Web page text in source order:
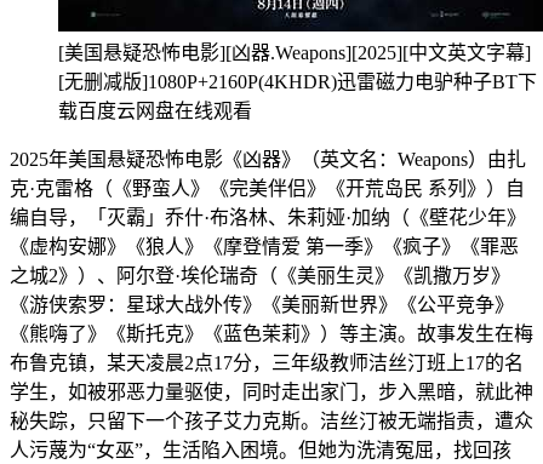
[美国悬疑恐怖电影][凶器.Weapons][2025][中文英文字幕]
[无删减版]1080P+2160P(4KHDR)迅雷磁力电驴种子BT下
载百度云网盘在线观看
2025年美国悬疑恐怖电影《凶器》（英文名：Weapons）由扎
克·克雷格（《野蛮人》《完美伴侣》《开荒岛民 系列》）自
编自导，「灭霸」乔什·布洛林、朱莉娅·加纳（《壁花少年》
《虚构安娜》《狼人》《摩登情爱 第一季》《疯子》《罪恶
之城2》）、阿尔登·埃伦瑞奇（《美丽生灵》《凯撒万岁》
《游侠索罗：星球大战外传》《美丽新世界》《公平竞争》
《熊嗨了》《斯托克》《蓝色茉莉》）等主演。故事发生在梅
布鲁克镇，某天凌晨2点17分，三年级教师洁丝汀班上17的名
学生，如被邪恶力量驱使，同时走出家门，步入黑暗，就此神
秘失踪，只留下一个孩子艾力克斯。洁丝汀被无端指责，遭众
人污蔑为“女巫”，生活陷入困境。但她为洗清冤屈，找回孩